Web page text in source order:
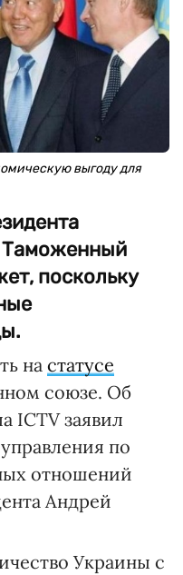
выгоду для
Таможенный
поскольку
на статусе
союзе. Об
ICTV заявил
по
отношений
Андрей
Украины с